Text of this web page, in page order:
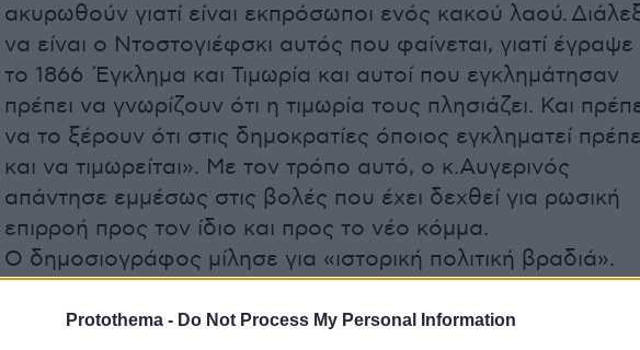
Protothema - Do Not Process My Personal Information
ακυρωθούν γιατί είναι εκπρόσωποι ενός κακού λαού.
να είναι ο Ντοστογιέφσκι αυτός που φαίνεται, γιατί έγραψε
το 1866 Έγκλημα και Τιμωρία και αυτοί που εγκλημάτησαν
πρέπει να γνωρίζουν ότι η τιμωρία τους πλησιάζει. Και
να το ξέρουν ότι στις δημοκρατίες όποιος εγκληματεί
και να τιμωρείται». Με τον τρόπο αυτό, ο κ.Αυγερινός
απάντησε εμμέσως στις βολές που έχει δεχθεί για ρωσική
επιρροή προς τον ίδιο και προς το νέο κόμμα.
Ο δημοσιογράφος μίλησε για «ιστορική πολιτική βραδιά».